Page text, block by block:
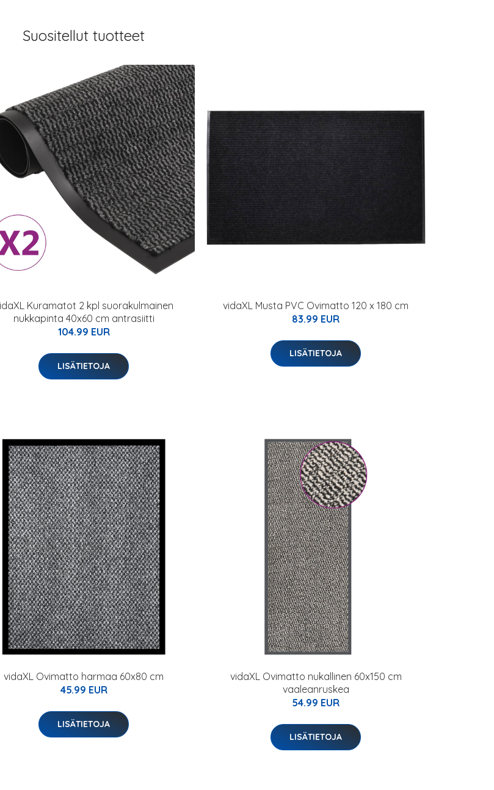
Suositellut tuotteet
Kuramatot 2 kpl suorakulmainen
nukkapinta 40x60 cm antrasiitti
104.99 EUR
LISÄTIETOJA
vidaXL Musta PVC Ovimatto 120 x 180 cm
83.99 EUR
LISÄTIETOJA
vidaXL Ovimatto harmaa 60x80 cm
45.99 EUR
LISÄTIETOJA
vidaXL Ovimatto nukallinen 60x150 cm
vaaleanruskea
54.99 EUR
LISÄTIETOJA